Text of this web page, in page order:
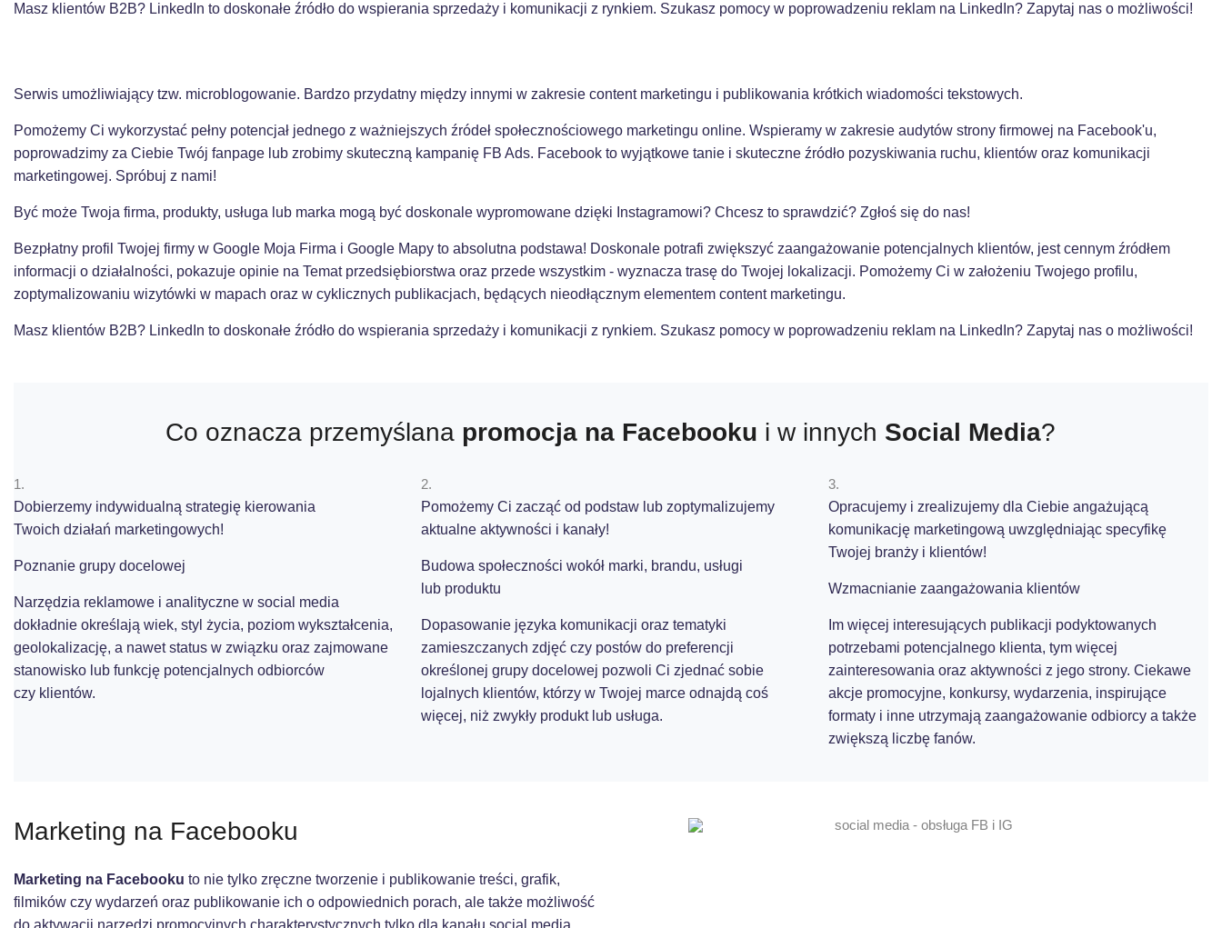
Masz klientów B2B? LinkedIn to doskonałe źródło do wspierania sprzedaży i komunikacji z rynkiem. Szukasz pomocy w poprowadzeniu reklam na LinkedIn? Zapytaj nas o możliwości!
Serwis umożliwiający tzw. microblogowanie. Bardzo przydatny między innymi w zakresie content marketingu i publikowania krótkich wiadomości tekstowych.
Pomożemy Ci wykorzystać pełny potencjał jednego z ważniejszych źródeł społecznościowego marketingu online. Wspieramy w zakresie audytów strony firmowej na Facebook'u,
poprowadzimy za Ciebie Twój fanpage lub zrobimy skuteczną kampanię FB Ads. Facebook to wyjątkowe tanie i skuteczne źródło pozyskiwania ruchu, klientów oraz komunikacji
marketingowej. Spróbuj z nami!
Być może Twoja firma, produkty, usługa lub marka mogą być doskonale wypromowane dzięki Instagramowi? Chcesz to sprawdzić? Zgłoś się do nas!
Bezpłatny profil Twojej firmy w Google Moja Firma i Google Mapy to absolutna podstawa! Doskonale potrafi zwiększyć zaangażowanie potencjalnych klientów, jest cennym źródłem
informacji o działalności, pokazuje opinie na Temat przedsiębiorstwa oraz przede wszystkim - wyznacza trasę do Twojej lokalizacji. Pomożemy Ci w założeniu Twojego profilu,
zoptymalizowaniu wizytówki w mapach oraz w cyklicznych publikacjach, będących nieodłącznym elementem content marketingu.
Masz klientów B2B? LinkedIn to doskonałe źródło do wspierania sprzedaży i komunikacji z rynkiem. Szukasz pomocy w poprowadzeniu reklam na LinkedIn? Zapytaj nas o możliwości!
Co oznacza przemyślana promocja na Facebooku i w innych Social Media?
1.
Dobierzemy indywidualną strategię kierowania
Twoich działań marketingowych!
Poznanie grupy docelowej
Narzędzia reklamowe i analityczne w social media
dokładnie określają wiek, styl życia, poziom wykształcenia,
geolokalizację, a nawet status w związku oraz zajmowane
stanowisko lub funkcję potencjalnych odbiorców
czy klientów.
2.
Pomożemy Ci zacząć od podstaw lub zoptymalizujemy
aktualne aktywności i kanały!
Budowa społeczności wokół marki, brandu, usługi
lub produktu
Dopasowanie języka komunikacji oraz tematyki
zamieszczanych zdjęć czy postów do preferencji
określonej grupy docelowej pozwoli Ci zjednać sobie
lojalnych klientów, którzy w Twojej marce odnajdą coś
więcej, niż zwykły produkt lub usługa.
3.
Opracujemy i zrealizujemy dla Ciebie angażującą
komunikację marketingową uwzględniając specyfikę
Twojej branży i klientów!
Wzmacnianie zaangażowania klientów
Im więcej interesujących publikacji podyktowanych
potrzebami potencjalnego klienta, tym więcej
zainteresowania oraz aktywności z jego strony. Ciekawe
akcje promocyjne, konkursy, wydarzenia, inspirujące
formaty i inne utrzymają zaangażowanie odbiorcy a także
zwiększą liczbę fanów.
Marketing na Facebooku
Marketing na Facebooku to nie tylko zręczne tworzenie i publikowanie treści, grafik,
filmików czy wydarzeń oraz publikowanie ich o odpowiednich porach, ale także możliwość
do aktywacji narzędzi promocyjnych charakterystycznych tylko dla kanału social media.